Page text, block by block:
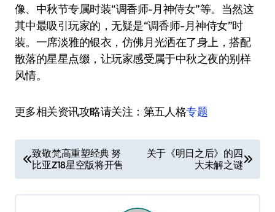
像、中秋节专属时装“调香师-月神侍女”等。当然这
其中最吸引玩家的，无疑是“调香师-月神侍女”时
装。一席淡雅的银衣，仿佛月光洒在了身上，搭配
散落的星星点缀，让玩家感受属于中秋之夜的别样
风情。
更多相关资讯攻略请关注：第五人格专题
章
导
致敬梵高重塑经典 努
比亚Z18星空版将开售
关于《明日之后》的四
大未解之谜